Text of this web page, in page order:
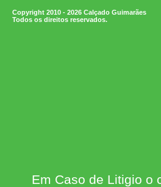
Copyright 2010 - 2026 Calçado Guimarães
Todos os direitos reservados.
Em Caso de Litigio o